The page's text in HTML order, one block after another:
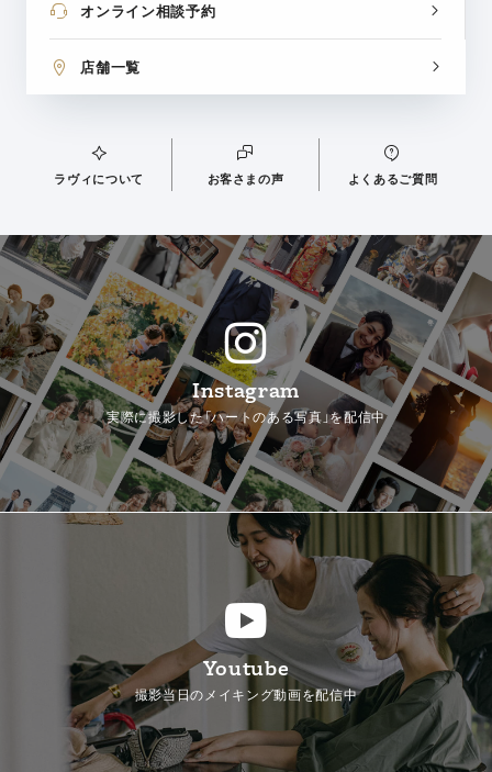
オンライン相談予約
店舗一覧
ラヴィについて お客さまの声 よくあるご質問
Instagram
実際に撮影した「ハートのある写真」を配信中
Youtube
撮影当日のメイキング動画を配信中